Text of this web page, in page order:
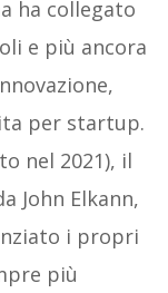
ha collegato
e più ancora
per startup.
nel 2021), il
John Elkann,
i propri
più